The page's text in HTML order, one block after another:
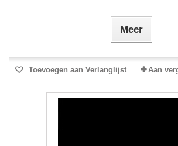
Meer
Toevoegen aan Verlanglijst Aan